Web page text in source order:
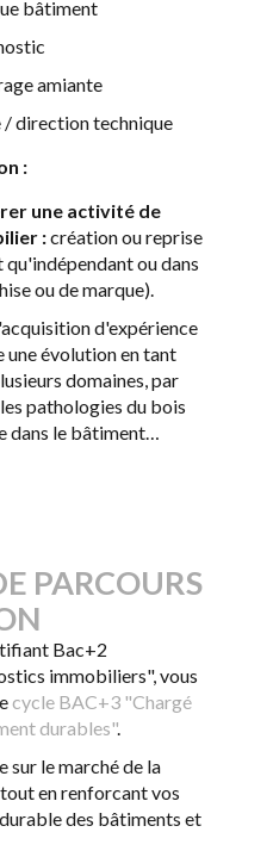
bâtiment
amiante
/ direction technique
:
une activité de
:création ou reprise
ou dans
ou de marque).
d'expérience
évolution en tant
domaines, par
pathologies du bois
dans le bâtiment…
PARCOURS
Bac+2
immobiliers", vous
cycle BAC+3 "Chargé
durables".
sur le marché de la
en renforcant vos
des bâtiments et